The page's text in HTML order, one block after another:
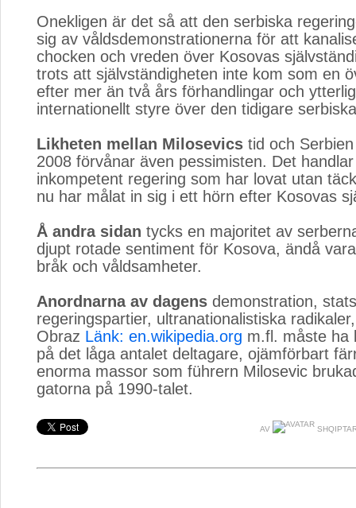
Onekligen är det så att den serbiska
sig av våldsdemonstrationerna för att
chocken och vreden över Kosovas
trots att självständigheten inte kom som en
efter mer än två års förhandlingar och
internationellt styre över den tidigare
Likheten mellan Milosevics tid och
2008 förvånar även pessimisten. Det
inkompetent regering som har lovat utan
nu har målat in sig i ett hörn efter Kosovas
Å andra sidan tycks en majoritet av
djupt rotade sentiment för Kosova, ändå
bråk och våldsamheter.
Anordnarna av dagens demonstration,
regeringspartier, ultranationalistiska
Obraz Länk: en.wikipedia.org m.fl. måste ha
på det låga antalet deltagare, ojämförbart
enorma massor som führern Milosevic
gatorna på 1990-talet.
AV